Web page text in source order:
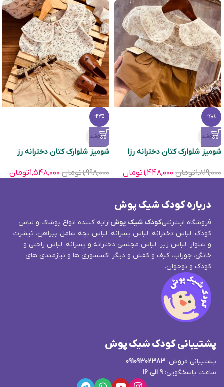
-20%
تمام‌شد
شومیز شلوارک کتان دخترانه رزا
۱,۸۱۹,۰۰۰تومان ۱,۴۴۸,۰۰۰تومان
-23%
تمام‌شد
شومیز شلوارک کتان دخترانه رز
۱,۹۹۸,۰۰۰تومان ۱,۵۴۸,۰۰۰تومان
درباره کودک شیک پوش
فروشگاه اینترنتیکودک شیک پوشارایه کننده انواع پوشاک و لباس
کودک، لباس دخترانه، لباس پسرانه، لباس بچه شامل پیراهن، تیشرت
و شلوار، لباس زیر، لباس مجلسی دخترانه و پسرانه، لباس راحتی و
خانگی، جوراب، کیف و کفش و دیگر اکسسوری ها و نیازمندی های
کودک و نوجوان.
پشتیبانی کودک شیک پوش
پشتیبانی فروش: 09109302383
ساعت پاسخگویی: 9 الی 16